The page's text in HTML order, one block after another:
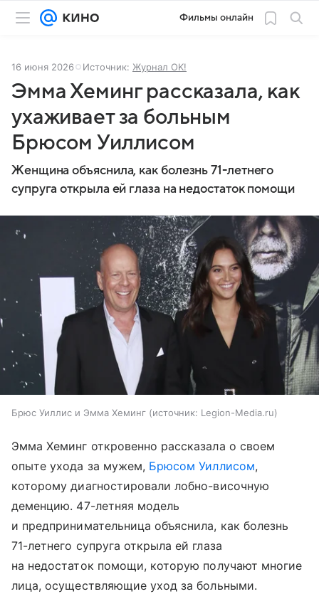
Фильмы онлайн
16 июня 2026 Источник: Журнал OK!
Эмма Хеминг рассказала, как
ухаживает за больным
Брюсом Уиллисом
Женщина объяснила, как болезнь 71-летнего
супруга открыла ей глаза на недостаток помощи
Брюс Уиллис и Эмма Хеминг источник: Legion-Media.ru
Эмма Хеминг откровенно рассказала о своем
опыте ухода за мужем, Брюсом Уиллисом,
которому диагностировали лобно-височную
деменцию. 47-летняя модель
и предпринимательница объяснила, как болезнь
71-летнего супруга открыла ей глаза
на недостаток помощи, которую получают многие
лица, осуществляющие уход за больными.